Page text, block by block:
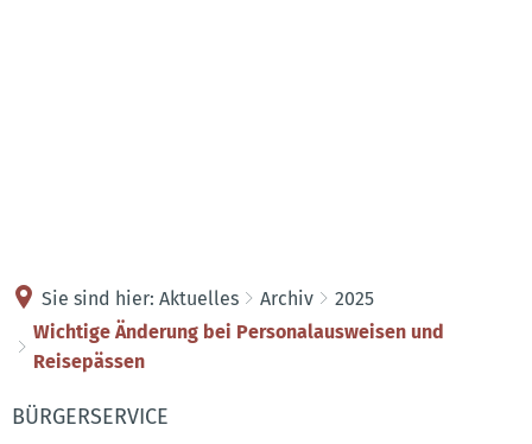
Sie sind hier: Aktuelles Archiv
2025
Wichtige Änderung bei Personalausweisen und
Reisepässen
BÜRGERSERVICE